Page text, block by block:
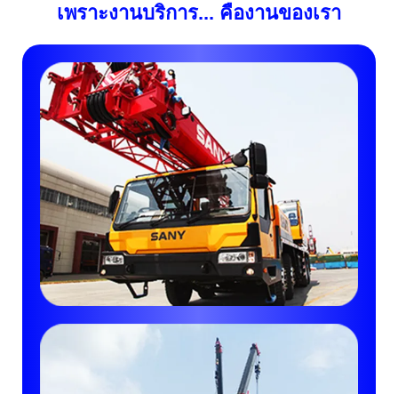
เพราะงานบริการ... คืองานของเรา